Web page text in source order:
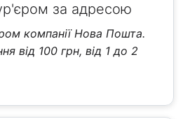
за адресою
компанії Нова Пошта.
від 100 грн, від 1 до 2